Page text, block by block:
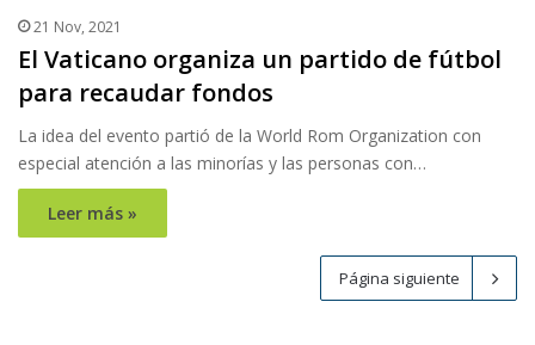
21 Nov, 2021
El Vaticano organiza un partido de fútbol
para recaudar fondos
La idea del evento partió de la World Rom Organization con
especial atención a las minorías y las personas con…
Leer más »
Página siguiente